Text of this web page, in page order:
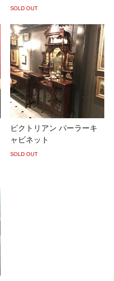
SOLD OUT
ビクトリアン パーラーキ
ャビネット
SOLD OUT